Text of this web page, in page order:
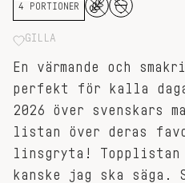
4 PORTIONER
GILLA
En värmande och
perfekt för kalla
2026 över svenskars
listan över deras
linsgryta! Topplistan
kanske jag ska säga.